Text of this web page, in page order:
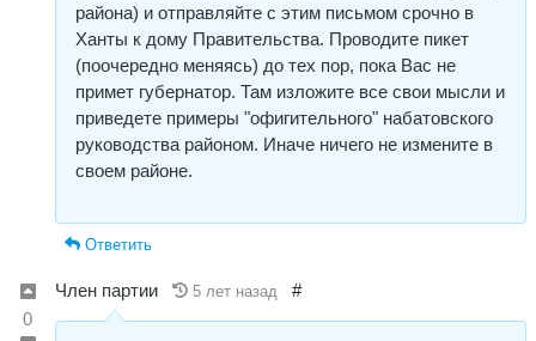
района) и отправляйте с этим письмом срочно в
Ханты к дому Правительства. Проводите пикет
(поочередно меняясь) до тех пор, пока Вас не
примет губернатор. Там изложите все свои мысли и
приведете примеры "офигительного" набатовского
руководства районом. Иначе ничего не измените в
своем районе.
Ответить
0
Член партии 5 лет назад #